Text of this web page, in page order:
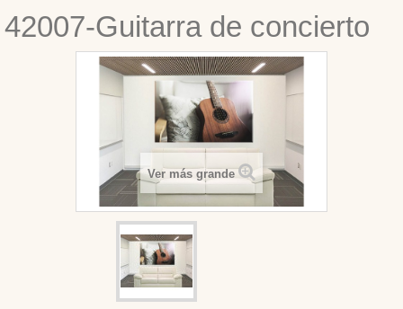
42007-Guitarra de concierto
Ver más grande